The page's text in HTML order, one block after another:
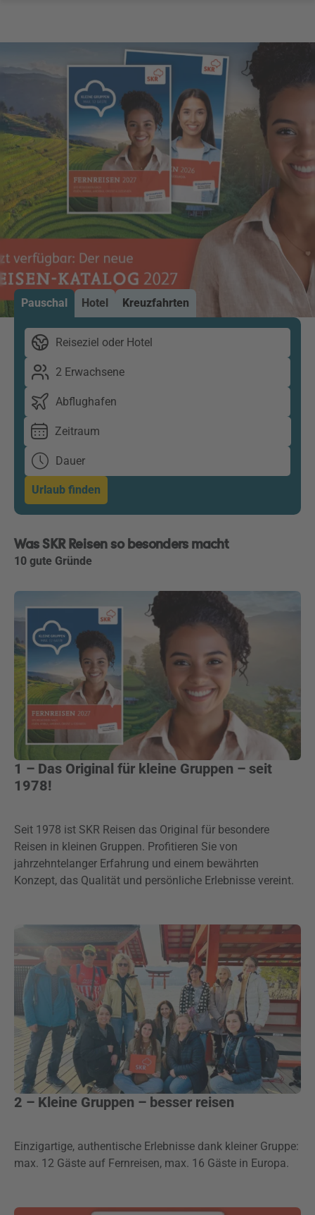
Pauschal Hotel Kreuzfahrten
Reiseziel oder Hotel
2 Erwachsene
Abflughafen
Zeitraum
Dauer
Urlaub finden
Was SKR Reisen so besonders macht
10 gute Gründe
1 – Das Original für kleine Gruppen – seit
1978!
Seit 1978 ist SKR Reisen das Original für besondere
Reisen in kleinen Gruppen. Profitieren Sie von
jahrzehntelanger Erfahrung und einem bewährten
Konzept, das Qualität und persönliche Erlebnisse vereint.
2 – Kleine Gruppen – besser reisen
Einzigartige, authentische Erlebnisse dank kleiner Gruppe:
max. 12 Gäste auf Fernreisen, max. 16 Gäste in Europa.